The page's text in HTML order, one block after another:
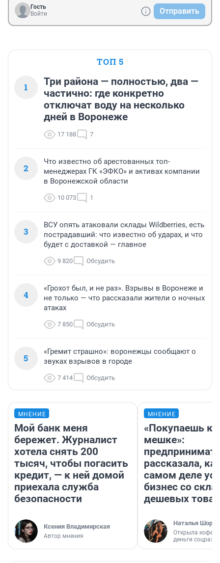
Гость
Войти
Отправить
ТОП 5
1
Три района — полностью, два —
частично: где конкретно
отключат воду на несколько
дней в Воронеже
17 188 7
2
Что известно об арестованных топ-
менеджерах ГК «ЭФКО» и активах компании
в Воронежской области
10 073 1
3
ВСУ опять атаковали склады Wildberries, есть
пострадавший: что известно об ударах, и что
будет с доставкой — главное
9 820 Обсудить
4
«Грохот был, и не раз». Взрывы в Воронеже и
не только — что рассказали жители о ночных
атаках
7 850 Обсудить
5
«Гремит страшно»: воронежцы сообщают о
звуках взрывов в городе
7 414 Обсудить
МНЕНИЕ
Мой банк меня
бережет. Журналист
хотела снять 200
тысяч, чтобы погасить
кредит, — к ней домой
приехала служба
безопасности
Ксения Владимирская
Автор мнения
МНЕНИЕ
«Покупаешь
мешке»:
рассказала,
самом деле
бизнес со
дешевых
Наталья
Открыла
деньги